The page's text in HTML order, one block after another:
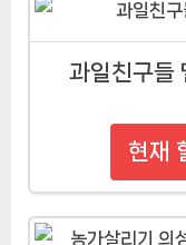
과일친구들
현재